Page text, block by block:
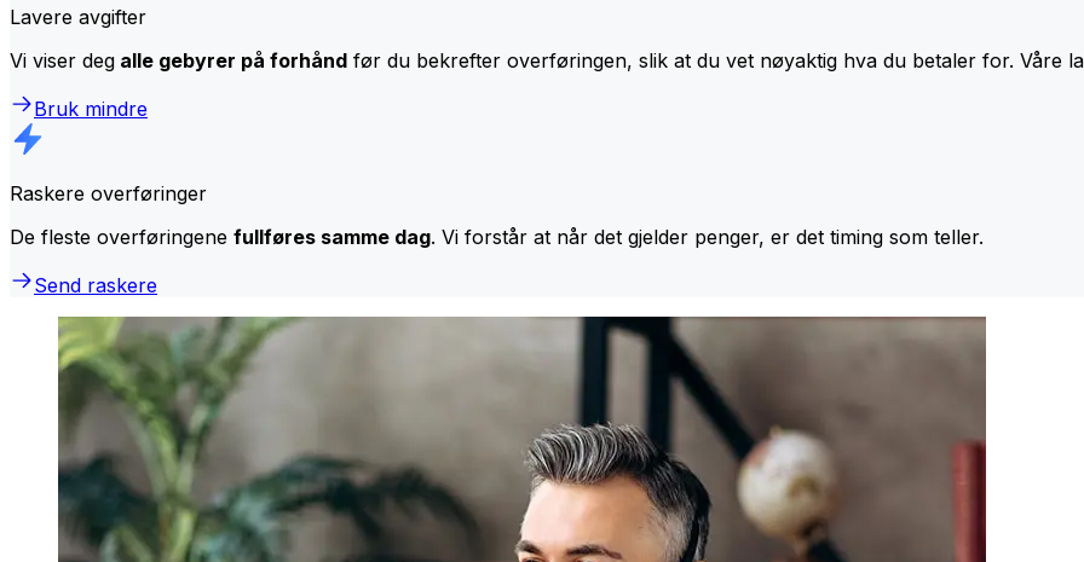
Lavere avgifter
Vi viser deg alle gebyrer på forhånd før du bekrefter overføringen, slik at du vet nøyaktig hva du betaler for. Våre
Bruk mindre
Raskere overføringer
De fleste overføringene fullføres samme dag. Vi forstår at når det gjelder penger, er det timing som teller.
Send raskere